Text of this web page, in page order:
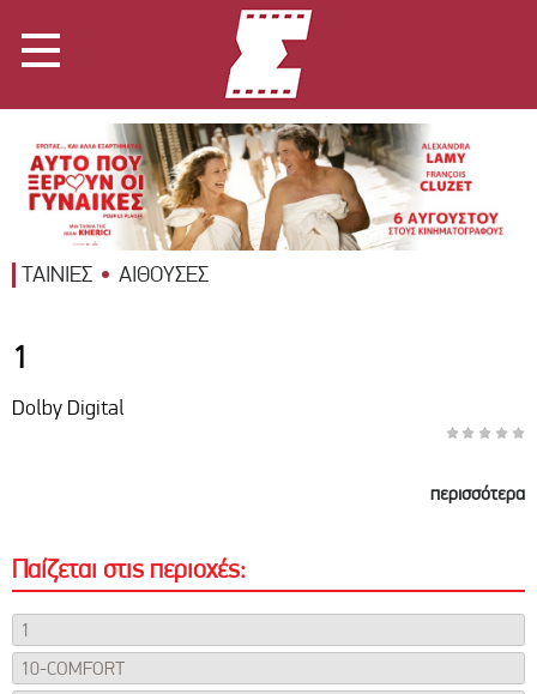
ΤΑΙΝΙΕΣ ΑΙΘΟΥΣΕΣ
1
Dolby Digital
περισσότερα
Παίζεται στις περιοχές:
1
10-COMFORT